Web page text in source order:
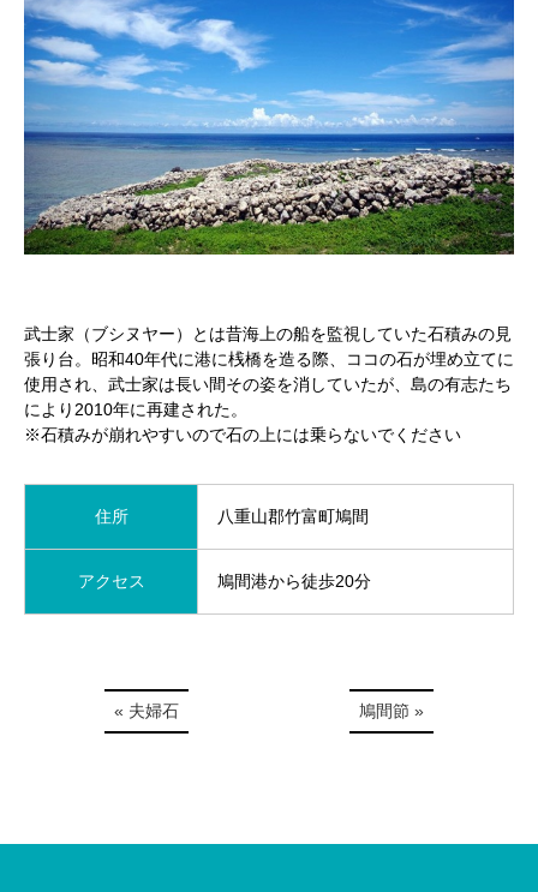
武士家（ブシヌヤー）とは昔海上の船を監視していた石積みの見
張り台。昭和40年代に港に桟橋を造る際、ココの石が埋め立てに
使用され、武士家は長い間その姿を消していたが、島の有志たち
により2010年に再建された。
※石積みが崩れやすいので石の上には乗らないでください
住所 八重山郡竹富町鳩間
アクセス 鳩間港から徒歩20分
« 夫婦石 鳩間節 »